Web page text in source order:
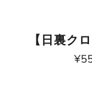
【日裏ク